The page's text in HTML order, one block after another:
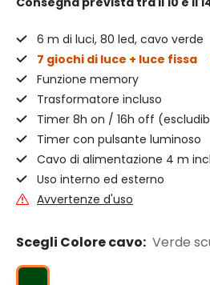
6 m di luci, 80 led, cavo verde
7 giochi di luce + luce fissa
Funzione memory
Trasformatore incluso
Timer 8h on / 16h off
Timer con pulsante luminoso
Cavo di alimentazione 4 m
Uso interno ed esterno
Avvertenze d'uso
Scegli Colore cavo: Verde